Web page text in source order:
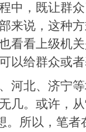
中，既让群
来说，这种
看看上级机
以给群众或
河北、济宁
几。或许，从
。所以，笔者